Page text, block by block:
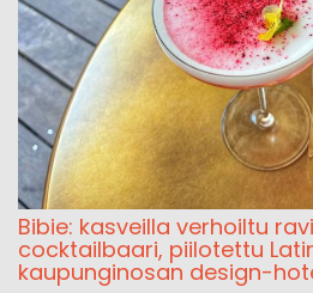
Bibie: kasveilla verhoiltu
cocktailbaari, piilotettu
kaupunginosan design-